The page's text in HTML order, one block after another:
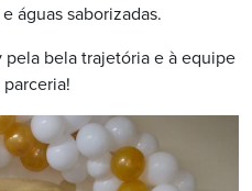
águas saborizadas.
pela bela trajetória e à equipe